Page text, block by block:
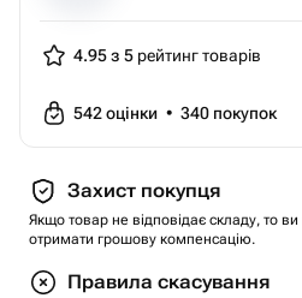
4.95 з 5 рейтинг товарів
542оцінки • 340 покупок
Захист покупця
Якщо товар не відповідає складу, то
отримати грошову компенсацію.
Правила скасування